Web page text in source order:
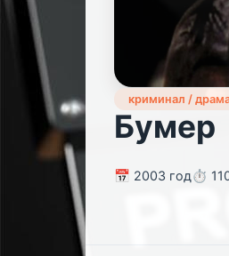
криминал /
Бумер
📅 2003 год⏱️